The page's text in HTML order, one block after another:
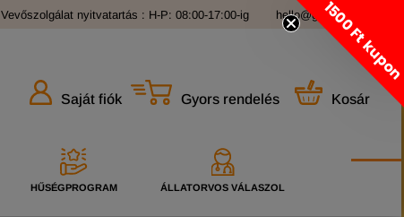
Vevőszolgálat nyitvatartás : H-P: 08:00-17:00-ig hello@grandopet.hu
Saját fiók Gyors rendelés Kosár
HŰSÉGPROGRAM ÁLLATORVOS VÁLASZOL
1500 Ft